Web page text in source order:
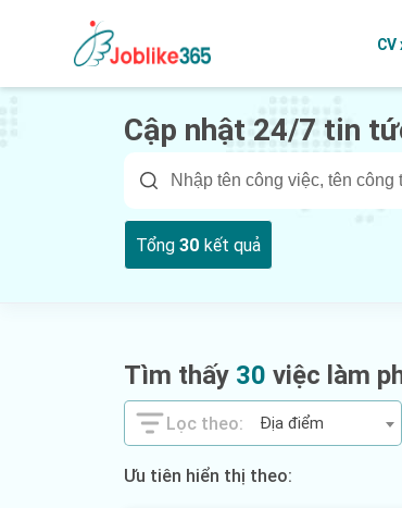
Cập nhật 24/7 tin
Tổng 30 kết quả
Tìm thấy 30 việc làm
Địa điểm
Ưu tiên hiển thị theo: